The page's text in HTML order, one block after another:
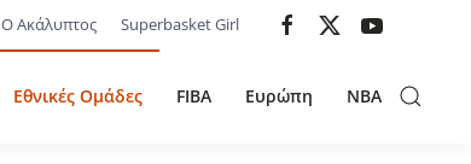
Ο Ακάλυπτος Superbasket Girl
Εθνικές Ομάδες FIBA Ευρώπη NBA